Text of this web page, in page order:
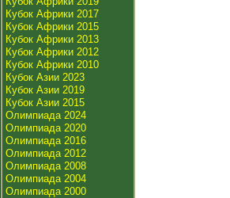
Кубок Африки 2017
Кубок Африки 2015
Кубок Африки 2013
Кубок Африки 2012
Кубок Африки 2010
Кубок Азии 2023
Кубок Азии 2019
Кубок Азии 2015
Олимпиада 2024
Олимпиада 2020
Олимпиада 2016
Олимпиада 2012
Олимпиада 2008
Олимпиада 2004
Олимпиада 2000